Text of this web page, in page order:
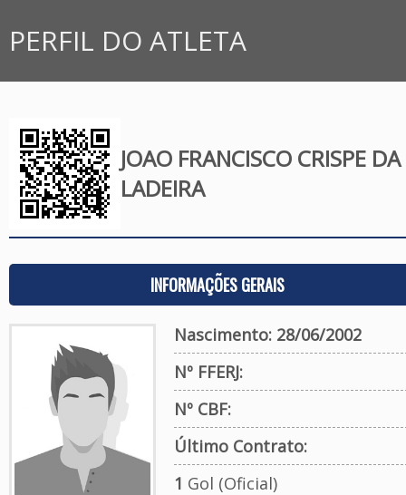
PERFIL DO ATLETA
JOAO FRANCISCO CRISPE
LADEIRA
INFORMAÇÕES GERAIS
Nascimento: 28/06/2002
Nº FFERJ:
Nº CBF:
Último Contrato:
1 Gol (Oficial)